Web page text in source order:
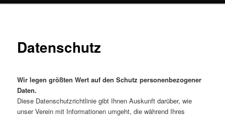
Datenschutz
Wir legen größten Wert auf den Schutz personenbezogener
Daten.
Diese Datenschutzrichtlinie gibt Ihnen Auskunft darüber, wie
unser Verein mit Informationen umgeht, die während Ihres